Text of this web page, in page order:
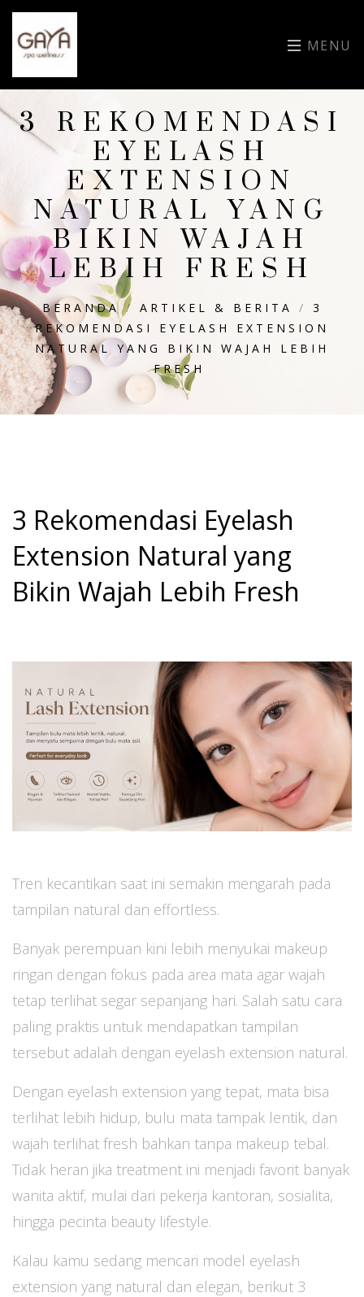
MENU
3 REKOMENDASI
EYELASH
EXTENSION
NATURAL YANG
BIKIN WAJAH
LEBIH FRESH
BERANDA / ARTIKEL & BERITA / 3
REKOMENDASI EYELASH EXTENSION
NATURAL YANG BIKIN WAJAH LEBIH
FRESH
3 Rekomendasi Eyelash
Extension Natural yang
Bikin Wajah Lebih Fresh
Tren kecantikan saat ini semakin mengarah pada
tampilan natural dan effortless.
Banyak perempuan kini lebih menyukai makeup
ringan dengan fokus pada area mata agar wajah
tetap terlihat segar sepanjang hari. Salah satu cara
paling praktis untuk mendapatkan tampilan
tersebut adalah dengan eyelash extension natural.
Dengan eyelash extension yang tepat, mata bisa
terlihat lebih hidup, bulu mata tampak lentik, dan
wajah terlihat fresh bahkan tanpa makeup tebal.
Tidak heran jika treatment ini menjadi favorit banyak
wanita aktif, mulai dari pekerja kantoran, sosialita,
hingga pecinta beauty lifestyle.
Kalau kamu sedang mencari model eyelash
extension yang natural dan elegan, berikut 3